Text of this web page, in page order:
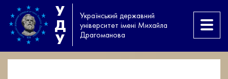
У
Д
У
Український державний
університет імені Михайла
Драгоманова